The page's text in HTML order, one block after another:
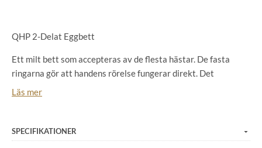
QHP 2-Delat Eggbett
Ett milt bett som accepteras av de flesta hästar. De fasta
ringarna gör att handens rörelse fungerar direkt. Det
dubbelledade munstycket sätter mer press på tungan.
Läs mer
SPECIFIKATIONER